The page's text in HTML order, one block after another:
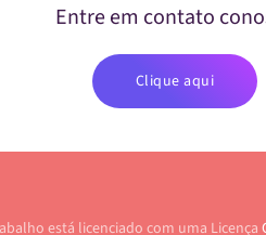
Entre em contato
Clique aqui
está licenciado com uma Licença